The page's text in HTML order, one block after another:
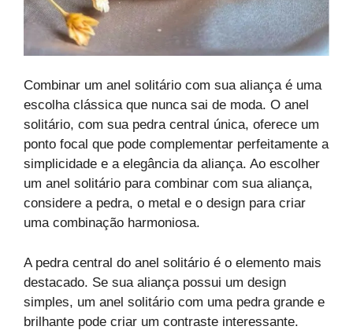
Combinar um anel solitário com sua aliança é uma
escolha clássica que nunca sai de moda. O anel
solitário, com sua pedra central única, oferece um
ponto focal que pode complementar perfeitamente a
simplicidade e a elegância da aliança. Ao escolher
um anel solitário para combinar com sua aliança,
considere a pedra, o metal e o design para criar
uma combinação harmoniosa.
A pedra central do anel solitário é o elemento mais
destacado. Se sua aliança possui um design
simples, um anel solitário com uma pedra grande e
brilhante pode criar um contraste interessante.